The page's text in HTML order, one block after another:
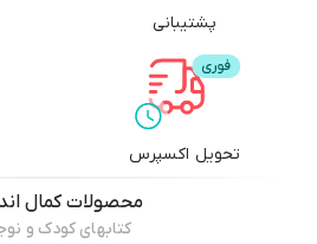
پشتیبانی
تحویل اکسپرس
محصولاتکمال
کتابهای کودک و